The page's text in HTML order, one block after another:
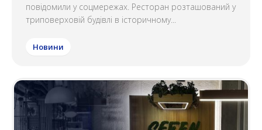
повідомили у соцмережах. Ресторан розташований у
триповерховій будівлі в історичному...
Новини